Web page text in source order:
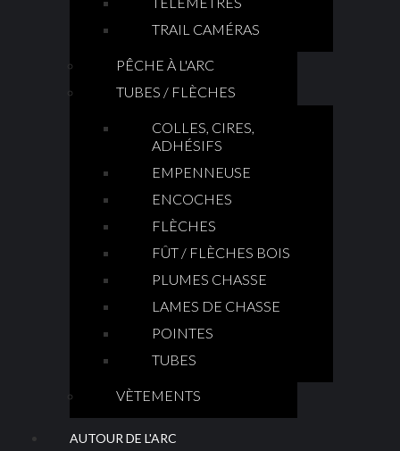
TRAIL CAMÉRAS
PÊCHE À L'ARC
TUBES / FLÈCHES
COLLES, CIRES,
ADHÉSIFS
EMPENNEUSE
ENCOCHES
FLÈCHES
FÛT / FLÈCHES BOIS
PLUMES CHASSE
LAMES DE CHASSE
POINTES
TUBES
VÈTEMENTS
AUTOUR DE L'ARC